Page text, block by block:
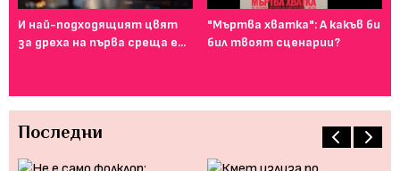
И най-подходящият цвят
за дреха на първа среща е...
"Мъртва хватка": А какъв би
бил твоят сценарии?
Последни